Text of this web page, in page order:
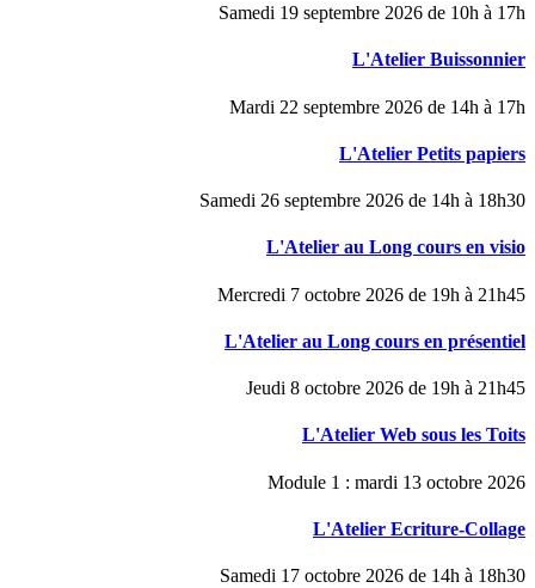
Samedi 19 septembre 2026 de 10h à 17h
L'Atelier Buissonnier
Mardi 22 septembre 2026 de 14h à 17h
L'Atelier Petits papiers
Samedi 26 septembre 2026 de 14h à 18h30
L'Atelier au Long cours en visio
Mercredi 7 octobre 2026 de 19h à 21h45
L'Atelier au Long cours en présentiel
Jeudi 8 octobre 2026 de 19h à 21h45
L'Atelier Web sous les Toits
Module 1 : mardi 13 octobre 2026
L'Atelier Ecriture-Collage
Samedi 17 octobre 2026 de 14h à 18h30